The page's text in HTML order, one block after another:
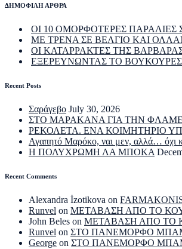
ΔΗΜΟΦΙΛΗ ΑΡΘΡΑ
ΟΙ 10 ΟΜΟΡΦΟΤΕΡΕΣ ΠΑΡΑΛΙΕΣ
ΜΕ ΤΡΕΝΑ ΣΕ ΒΕΛΓΙΟ ΚΑΙ
ΟΙ ΚΑΤΑΡΡΑΚΤΕΣ ΤΗΣ
ΕΞΕΡΕΥΝΩΝΤΑΣ ΤΟ
Recent Posts
Σαράγεβο July 30, 2026
ΣΤΟ ΜΑΡΑΚΑΝΑ ΓΙΑ ΤΗΝ
ΡΕΚΟΛΕΤΑ. ΕΝΑ ΚΟΙΜΗΤΗΡΙΟ
Αγαπητό Μαρόκο, ναι μεν, αλλά… όχι
Η ΠΟΛΥΧΡΩΜΗ ΛΑ ΜΠΟΚΑ
Recent Comments
Alexandra İzotikova on
Runvel on ΜΕΤΑΒΑΣΗ ΑΠΟ ΤΟ
John Beles on ΜΕΤΑΒΑΣΗ ΑΠΟ ΤΟ
Runvel on ΣΤΟ ΠΑΝΕΜΟΡΦΟ
George on ΣΤΟ ΠΑΝΕΜΟΡΦΟ